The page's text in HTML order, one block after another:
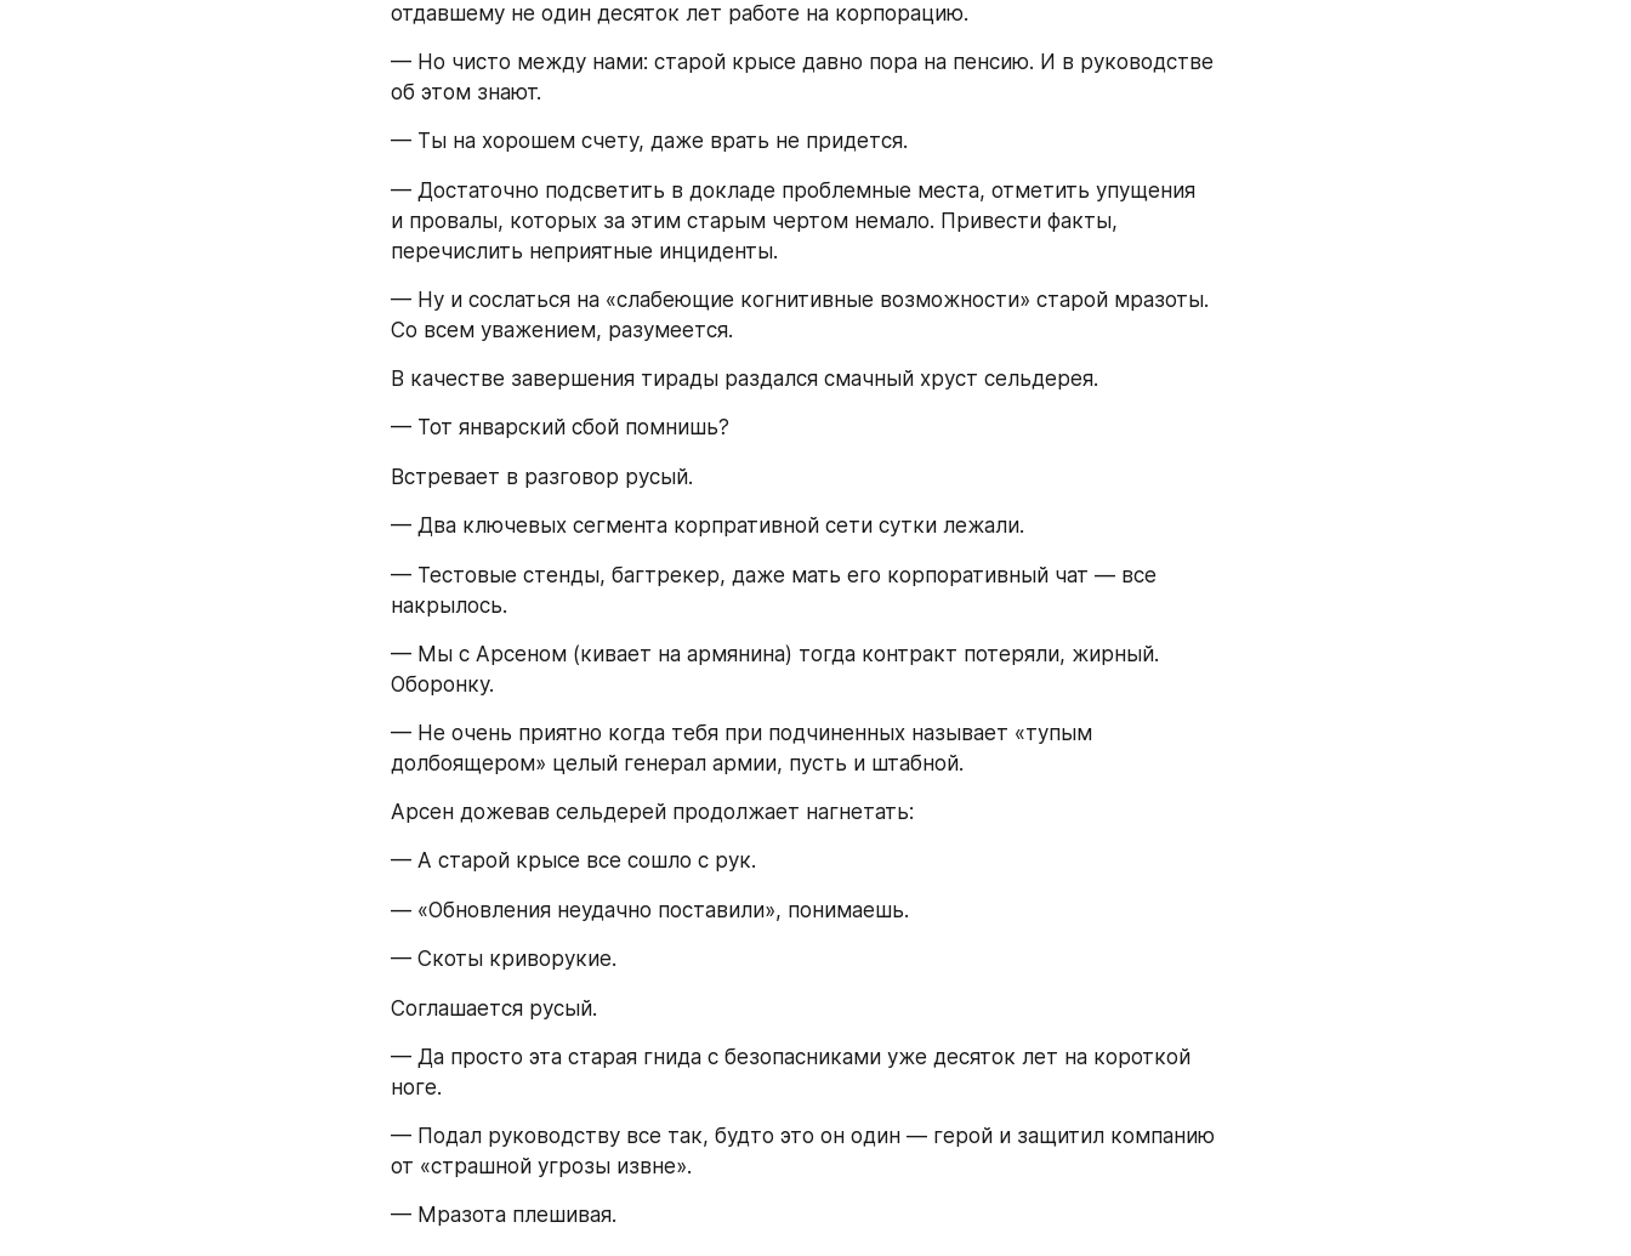
отдавшему не один десяток лет работе на корпорацию.
— Но чисто между нами: старой крысе давно пора на пенсию. И в руководстве
об этом знают.
— Ты на хорошем счету, даже врать не придется.
— Достаточно подсветить в докладе проблемные места, отметить упущения
и провалы, которых за этим старым чертом немало. Привести факты,
перечислить неприятные инциденты.
— Ну и сослаться на «слабеющие когнитивные возможности» старой мразоты.
Со всем уважением, разумеется.
В качестве завершения тирады раздался смачный хруст сельдерея.
— Тот январский сбой помнишь?
Встревает в разговор русый.
— Два ключевых сегмента корпративной сети сутки лежали.
— Тестовые стенды, багтрекер, даже мать его корпоративный чат — все
накрылось.
— Мы с Арсеном (кивает на армянина) тогда контракт потеряли, жирный.
Оборонку.
— Не очень приятно когда тебя при подчиненных называет «тупым
долбоящером» целый генерал армии, пусть и штабной.
Арсен дожевав сельдерей продолжает нагнетать:
— А старой крысе все сошло с рук.
— «Обновления неудачно поставили», понимаешь.
— Скоты криворукие.
Соглашается русый.
— Да просто эта старая гнида с безопасниками уже десяток лет на короткой
ноге.
— Подал руководству все так, будто это он один — герой и защитил компанию
от «страшной угрозы извне».
— Мразота плешивая.